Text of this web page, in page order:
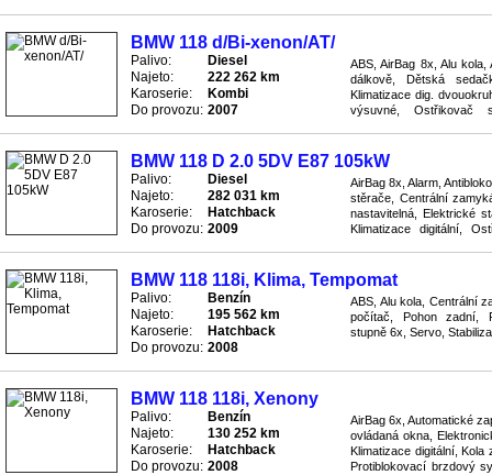
BMW 118 d/Bi-xenon/AT/
Palivo:
Diesel
Najeto:
222 262 km
Karoserie:
Kombi
Do provozu: 2007
ABS, AirBag 8x, Alu
dálkově, Dětská
Klimatizace dig.
výsuvné, Ostřikovač
BMW 118 D 2.0 5DV E87 105kW
Palivo:
Diesel
Najeto:
282 031 km
Karoserie:
Hatchback
Do provozu: 2009
AirBag 8x, Alarm,
stěrače, Centrální
nastavitelná, Elektrické
Klimatizace digitální,
BMW 118 118i, Klima, Tempomat
Palivo:
Benzín
Najeto:
195 562 km
Karoserie:
Hatchback
Do provozu: 2008
ABS, Alu kola, Centrální
počítač, Pohon zadní,
stupně 6x, Servo,
BMW 118 118i, Xenony
Palivo:
Benzín
Najeto:
130 252 km
Karoserie:
Hatchback
Do provozu: 2008
AirBag 6x, Automatické
ovládaná okna,
Klimatizace digitální,
Protiblokovací brzdový